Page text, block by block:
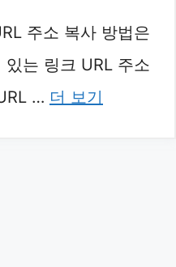
주소 복사 방법은
는 링크 URL 주소
… 더 보기